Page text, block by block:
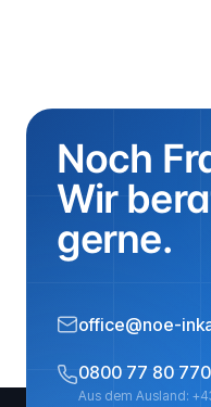
Noch
Wir
gerne.
office@noe-
0800 77 80 770
Aus dem Ausland: